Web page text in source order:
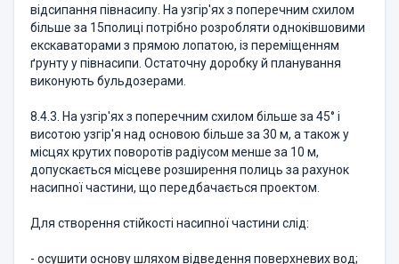
відсипання півнасипу. На узгір'ях з поперечним схилом
більше за 15полиці потрібно розробляти одноківшовими
екскаваторами з прямою лопатою, із переміщенням
ґрунту у півнасипи. Остаточну доробку й планування
виконують бульдозерами.
8.4.3. На узгір'ях з поперечним схилом більше за 45° і
висотою узгір'я над основою більше за 30 м, а також у
місцях крутих поворотів радіусом менше за 10 м,
допускається місцеве розширення полиць за рахунок
насипної частини, що передбачається проектом.
Для створення стійкості насипної частини слід:
- осушити основу шляхом відведення поверхневих вод;